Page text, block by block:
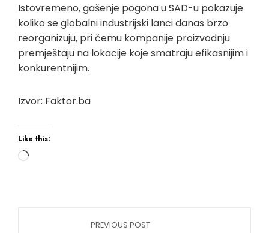
Istovremeno, gašenje pogona u SAD-u pokazuje
koliko se globalni industrijski lanci danas brzo
reorganizuju, pri čemu kompanije proizvodnju
premještaju na lokacije koje smatraju efikasnijim i
konkurentnijim.
Izvor: Faktor.ba
Like this:
Loading…
PREVIOUS POST